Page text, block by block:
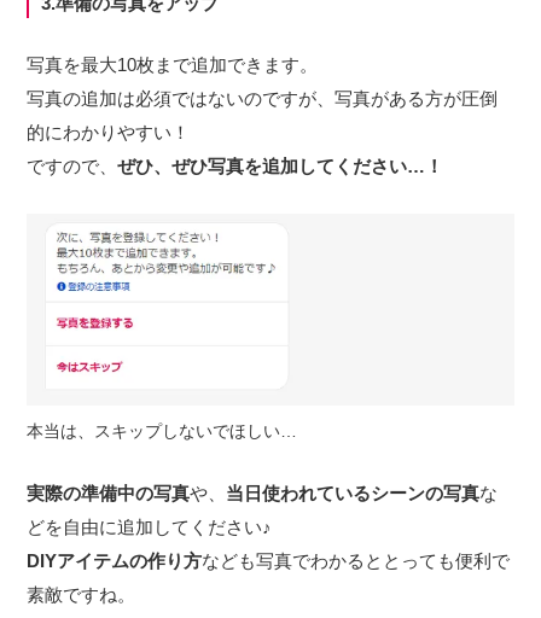
写真を最大10枚まで追加できます。
写真の追加は必須ではないのですが、写真がある方が圧倒
的にわかりやすい！
ですので、ぜひ、ぜひ写真を追加してください…！
本当は、スキップしないでほしい…
実際の準備中の写真や、 当日使われているシーンの写真な
どを自由に追加してください♪
DIYアイテムの作り方なども写真でわかるととっても便利で
素敵ですね。